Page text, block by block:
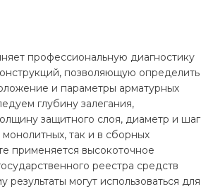
профессиональную диагностику
позволяющую определить
и параметры арматурных
глубину залегания,
защитного слоя, диаметр и шаг
так и в сборных
применяется высокоточное
реестра средств
результаты могут использоваться для